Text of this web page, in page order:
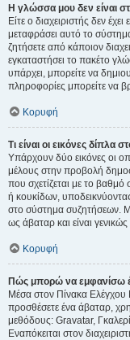
Η γλώσσα μου δεν είναι
Είτε ο διαχειριστής δεν
μεταφράσει αυτό το
ζητήσετε από κάποιον
εγκαταστήσει το πακέτο
υπάρχει, μπορείτε να
πληροφορίες μπορείτε να
Κορυφή
Τι είναι οι εικόνες δίπλα
Υπάρχουν δύο εικόνες οι
μέλους στην προβολή
που σχετίζεται με το
ή κουκίδων,
στο σύστημα συζητήσεων.
ως άβαταρ και είναι
Κορυφή
Πώς μπορώ να εμφανίσω
Μέσα στον Πίνακα Ελέγχου
προσθέσετε ένα άβαταρ,
μεθόδους: Gravatar,
Εναπόκειται στον